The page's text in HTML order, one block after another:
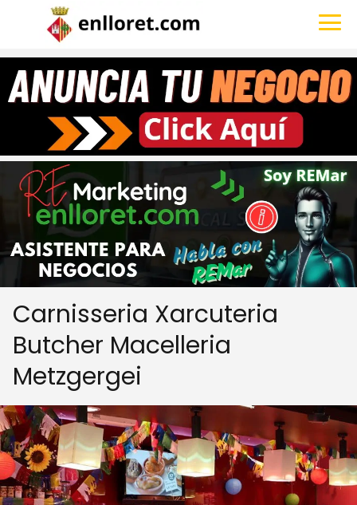
Carnisseria Xarcuteria
Butcher Macelleria
Metzgergei